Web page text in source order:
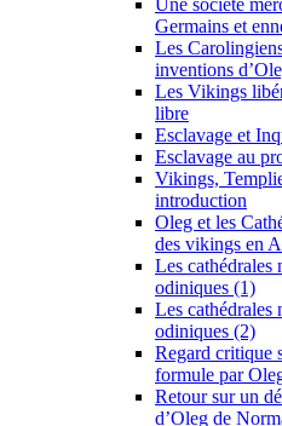
Germains et
Les
inventions
Les Vikings
libre
Esclavage et
Esclavage au
Vikings,
introduction
Oleg et les
des vikings en
Les cathédrales
odiniques (1)
Les cathédrales
odiniques (2)
Regard critique
formule par
Retour sur un
d’Oleg de